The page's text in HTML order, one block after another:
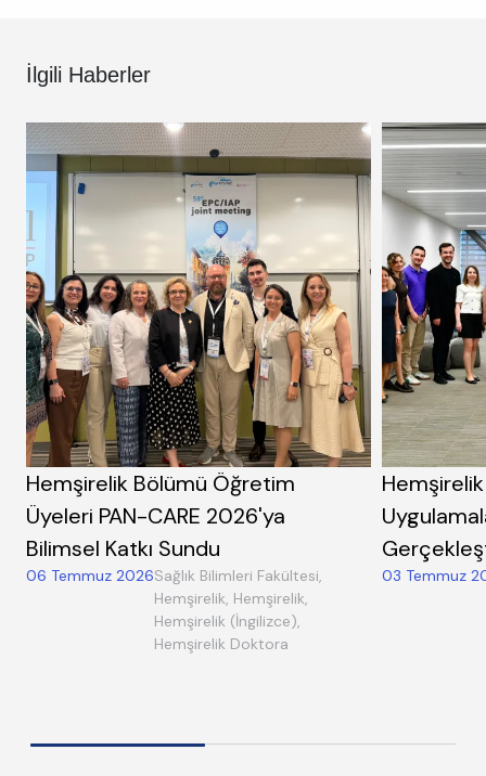
İlgili Haberler
Hemşirelik Bölümü Öğretim
Üyeleri PAN-CARE 2026'ya
Bilimsel Katkı Sundu
06 Temmuz 2026Sağlık Bilimleri Fakültesi,
Hemşirelik, Hemşirelik,
Hemşirelik (İngilizce),
Hemşirelik Doktora
03 Temmuz